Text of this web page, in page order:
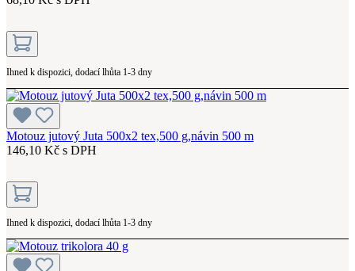
Ihned k dispozici, dodací lhůta 1-3 dny
Motouz jutový Juta 500x2 tex,500 g,návin 500 m
146,10 Kč s DPH
Ihned k dispozici, dodací lhůta 1-3 dny